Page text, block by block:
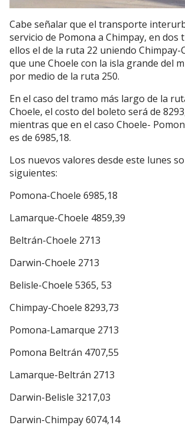
Cabe señalar que el transporte
servicio de Pomona a Chimpay, en dos
ellos el de la ruta 22 uniendo Chimpay-
que une Choele con la isla grande del
por medio de la ruta 250.
En el caso del tramo más largo de la
Choele, el costo del boleto será de
mientras que en el caso Choele-
es de 6985,18.
Los nuevos valores desde este lunes
siguientes:
Pomona-Choele 6985,18
Lamarque-Choele 4859,39
Beltrán-Choele 2713
Darwin-Choele 2713
Belisle-Choele 5365, 53
Chimpay-Choele 8293,73
Pomona-Lamarque 2713
Pomona Beltrán 4707,55
Lamarque-Beltrán 2713
Darwin-Belisle 3217,03
Darwin-Chimpay 6074,14